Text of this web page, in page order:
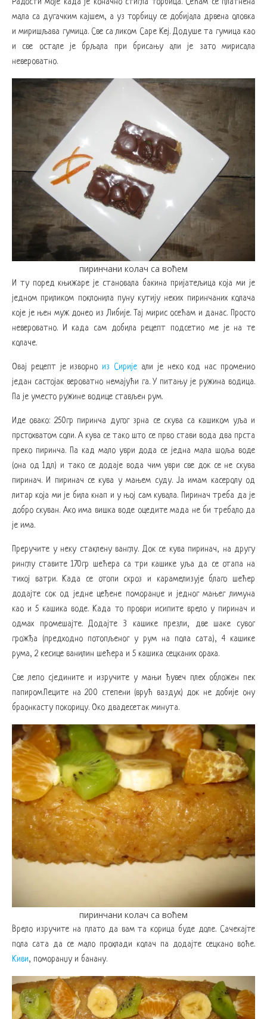
мала са дугачким кајшем, а уз торбицу се добијала дрвена оловка
и миришљава гумица. Све са ликом Саре Кеј. Додуше та гумица као
и све остале је брљала при брисању али је зато мирисала
невероватно.
пиринчани колач са воћем
И ту поред књижаре је становала бакина пријатељица која ми је
једном приликом поклонила пуну кутију неких пиринчаних колача
које је њен муж донео из Либије. Тај мирис осећам и данас. Просто
невероватно. И када сам добила рецепт подсетио ме је на те
колаче.
Овај рецепт је изворноиз Сирије али је неко код нас променио
један састојак вероватно немајући га. У питању је ружина водица.
Па је уместо ружине водице стављен рум.
Иде овако: 250гр пиринча дугог зрна се скува са кашиком уља и
прстохватом соли. А кува се тако што се прво стави вода два прста
преко пиринча. Па кад мало уври дода се једна мала шоља воде
(она од 1дл) и тако се додаје вода чим уври све док се не скува
пиринач. И пиринач се кува у мањем суду. Ја имам касеролу од
литар која ми је била кнап и у њој сам кувала. Пиринач треба да је
добро скуван. Ако има вишка воде оцедите мада не би требало да
је има.
Преручите у неку стаклену ванглу. Док се кува пиринач, на другу
ринглу ставите 170гр шећера са три кашике уља да се отапа на
тихој ватри. Када се отопи скроз и карамелизује благо шећер
додајте сок од једне цеђене поморанџе и једног мањег лимуна
као и 5 кашика воде. Када то проври исипите врело у пиринач и
одмах промешајте. Додајте 3 кашике презли, две шаке сувог
грожђа (предходно потопљеног у рум на пола сата), 4 кашике
рума, 2 кесице ванилин шећера и 5 кашика сецканих ораха.
Све лепо сједините и изручите у мањи ђувеч плех обложен пек
папиром.Пеците на 200 степени (врућ ваздух) док не добије ону
браонкасту покорицу. Око двадесетак минута.
пиринчани колач са воћем
Врело изручите на плато да вам та корица буде доле. Сачекајте
пола сата да се мало прохлади колач па додајте сецкано воће.
Киви, поморанџу и банану.